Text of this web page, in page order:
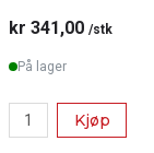
kr 341,00 /stk
På lager
Kjøp